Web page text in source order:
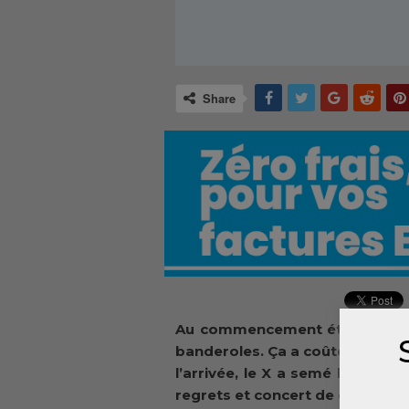
Share
Au commencement était
banderoles. Ça a coûté de la
l’arrivée, le X a semé la
regrets et concert de dégâts à